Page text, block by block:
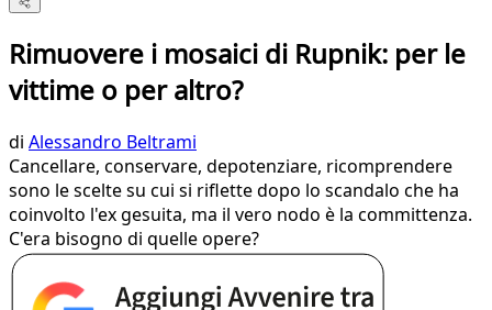
Rimuovere i mosaici di Rupnik: per le
vittime o per altro?
di Alessandro Beltrami
Cancellare, conservare, depotenziare, ricomprendere
sono le scelte su cui si riflette dopo lo scandalo che ha
coinvolto l'ex gesuita, ma il vero nodo è la committenza.
C'era bisogno di quelle opere?